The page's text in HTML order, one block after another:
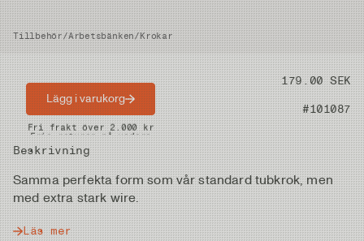
Tillbehör/Arbetsbänken/Krokar
Pris 179.00 SEK
Artikelnummer #101087
Beskrivning
Samma perfekta form som vår standard tubkrok, men
med extra stark wire.
Läs mer
Lägg i varukorg
Snabba leveranser
Fri frakt över 2.000 kr
Fria returer på vadare